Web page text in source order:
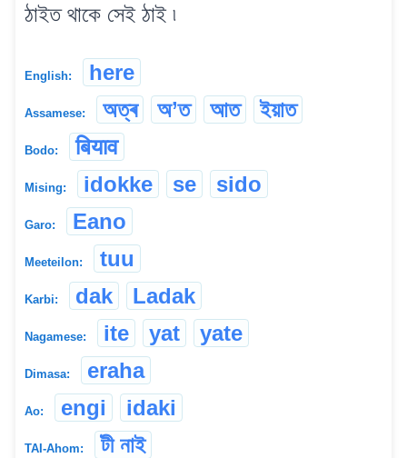
ঠাইত থাকে সেই ঠাই ৷
English: here
Assamese: অত্ৰ অ’ত আত ইয়াত
Bodo: बियाव
Mising: idokke se sido
Garo: Eano
Meeteilon: tuu
Karbi: dak Ladak
Nagamese: ite yat yate
Dimasa: eraha
Ao: engi idaki
TAI-Ahom: টী নাই